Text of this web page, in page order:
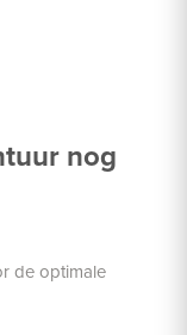
nog
de optimale